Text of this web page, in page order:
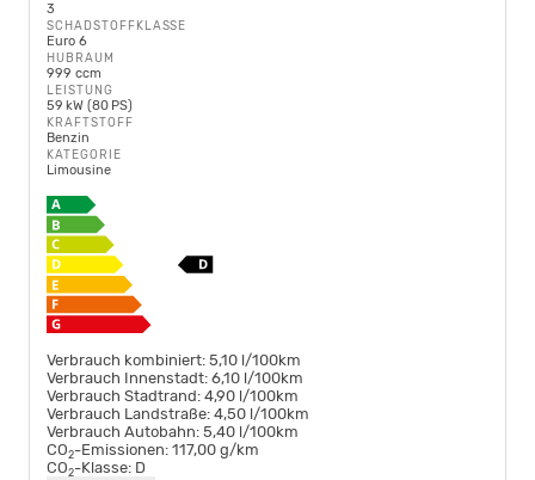
3
SCHADSTOFFKLASSE
Euro 6
HUBRAUM
999 ccm
LEISTUNG
59 kW (80 PS)
KRAFTSTOFF
Benzin
KATEGORIE
Limousine
Verbrauch kombiniert: 5,10 l/100km
Verbrauch Innenstadt: 6,10 l/100km
Verbrauch Stadtrand: 4,90 l/100km
Verbrauch Landstraße: 4,50 l/100km
Verbrauch Autobahn: 5,40 l/100km
CO2-Emissionen: 117,00 g/km
CO2-Klasse: D